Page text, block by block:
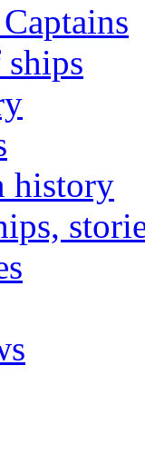
history